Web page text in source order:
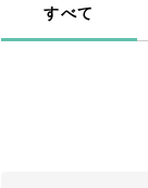
すべて